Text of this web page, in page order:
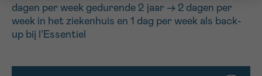
dagen per week gedurende 2 jaar –> 2 dagen per
week in het ziekenhuis en 1 dag per week als back-
up bij l’Essentiel